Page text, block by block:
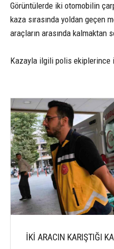
Görüntülerde iki otomobilin
kaza sırasında yoldan
araçların arasında kalmaktan
Kazayla ilgili polis ekiplerince
İKİ ARACIN KARIŞTIĞI